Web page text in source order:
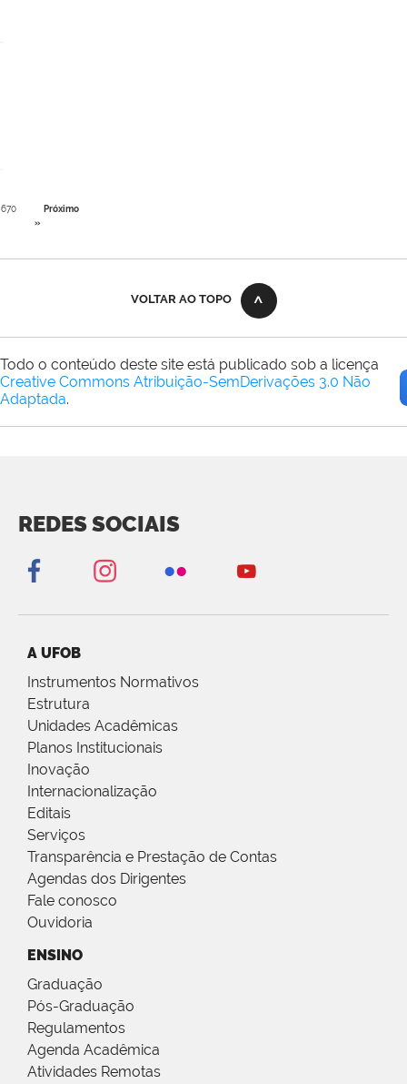
670
Próximo
»
VOLTAR AO TOPO
Todo o conteúdo deste site está publicado sob a licença
Creative Commons Atribuição-SemDerivações 3.0 Não
Adaptada.
REDES SOCIAIS
A UFOB
Instrumentos Normativos
Estrutura
Unidades Acadêmicas
Planos Institucionais
Inovação
Internacionalização
Editais
Serviços
Transparência e Prestação de Contas
Agendas dos Dirigentes
Fale conosco
Ouvidoria
ENSINO
Graduação
Pós-Graduação
Regulamentos
Agenda Acadêmica
Atividades Remotas